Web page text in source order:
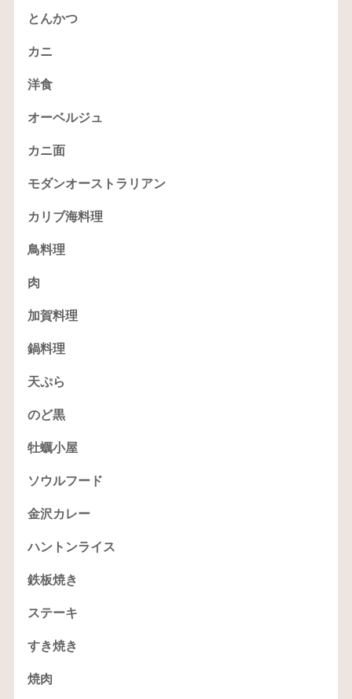
とんかつ
カニ
洋食
オーベルジュ
カニ面
モダンオーストラリアン
カリブ海料理
鳥料理
肉
加賀料理
鍋料理
天ぷら
のど黒
牡蠣小屋
ソウルフード
金沢カレー
ハントンライス
鉄板焼き
ステーキ
すき焼き
焼肉